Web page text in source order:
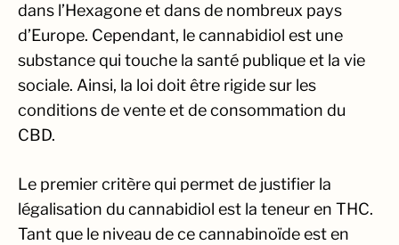
dans l’Hexagone et dans de nombreux pays
d’Europe. Cependant, le cannabidiol est une
substance qui touche la santé publique et la vie
sociale. Ainsi, la loi doit être rigide sur les
conditions de vente et de consommation du
CBD.
Le premier critère qui permet de justifier la
légalisation du cannabidiol est la teneur en THC.
Tant que le niveau de ce cannabinoïde est en